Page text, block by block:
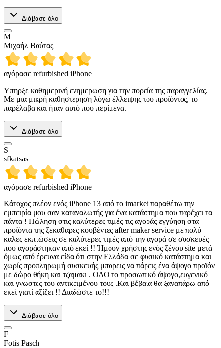
Διάβασε όλο
Μ
Μιχαήλ Βούτας
αγόρασε refurbished iPhone
Υπηρξε καθημερινή ενημερωση για την πορεία της παραγγελίας.
Με μια μικρή καθηστερηση λόγω έλλειψης του προϊόντος, το
παρέλαβα και ήταν αυτό που περίμενα.
Διάβασε όλο
S
sfkatsas
αγόρασε refurbished iPhone
Κάτοχος πλέον ενός iPhone 13 από το imarket παραθέτω την
εμπειρία μου σαν καταναλωτής για ένα κατάστημα που παρέχει τα
πάντα ! Πώληση στις καλύτερες τιμές τις αγοράς εγγύηση στα
προϊόντα της ξεκαθαρες κουβέντες after maker service με πολύ
καλες εκπτώσεις σε καλύτερες τιμές από την αγορά σε συσκευές
που αγοράστηκαν από εκεί !! Ήμουν χρήστης ενός ξένου site μετά
όμως από έρευνα είδα ότι στην Ελλάδα σε φυσικό κατάστημα και
χωρίς προπληρωμή συσκευής μπορεις να πάρεις ένα άψογο προϊόν
με δώρο θήκη και τζαμακι . ΟΛΟ το προσωπικό άψογο,ευγενικό
και γνωστες του αντικειμένου τους .Και βέβαια θα ξαναπάρω από
εκεί γιατί αξίζει !! Διαδώστε το!!!
Διάβασε όλο
F
Fotis Pasch